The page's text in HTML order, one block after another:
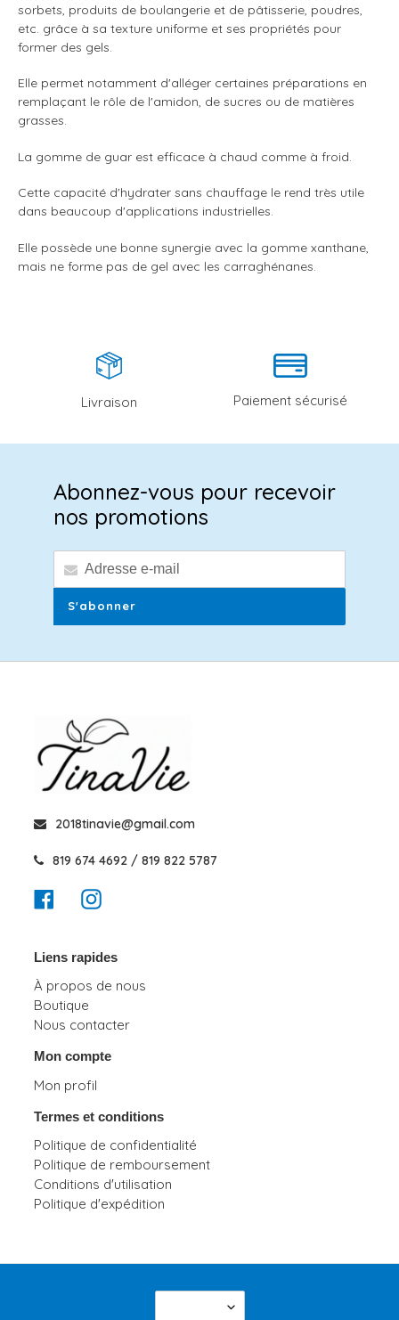
sorbets, produits de boulangerie et de pâtisserie, poudres,
etc. grâce à sa texture uniforme et ses propriétés pour
former des gels.
Elle permet notamment d'alléger certaines préparations en
remplaçant le rôle de l'amidon, de sucres ou de matières
grasses.
La gomme de guar est efficace à chaud comme à froid.
Cette capacité d'hydrater sans chauffage le rend très utile
dans beaucoup d'applications industrielles.
Elle possède une bonne synergie avec la gomme xanthane,
mais ne forme pas de gel avec les carraghénanes.
Livraison Paiement sécurisé
Abonnez-vous pour recevoir
nos promotions
S'abonner
2018tinavie@gmail.com
819 674 4692 / 819 822 5787
FacebookInstagram
Liens rapides
À propos de nous
Boutique
Nous contacter
Mon compte
Mon profil
Termes et conditions
Politique de confidentialité
Politique de remboursement
Conditions d'utilisation
Politique d'expédition